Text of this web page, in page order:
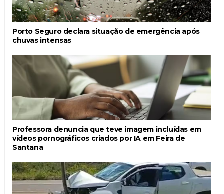
Porto Seguro declara situação de emergência após
chuvas intensas
Professora denuncia que teve imagem incluídas em
vídeos pornográficos criados por IA em Feira de
Santana